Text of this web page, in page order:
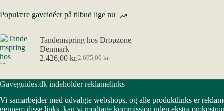
Populære gaveidéer på tilbud lige nu
Tandemspring hos Dropzone
Denmark
2.695,00kr.
Den
pris
var:
2.695,00 kr..
2.426,00 kr.Den
pris
er:
2.426,00 kr..
Gaveguides.dk indeholder reklamelinks
Vi samarbejder med udvalgte webshops, og alle produktlinks er